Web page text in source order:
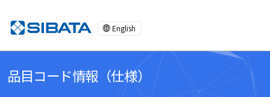
English
品目コード情報（仕様）